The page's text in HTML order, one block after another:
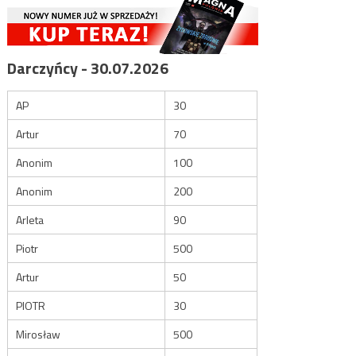
Darczyńcy - 30.07.2026
AP
30
Artur
70
Anonim
100
Anonim
200
Arleta
90
Piotr
500
Artur
50
PIOTR
30
Mirosław
500